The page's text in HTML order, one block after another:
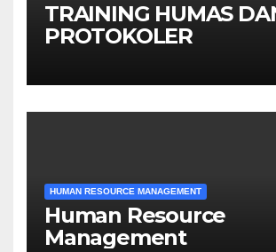
TRAINING HUMAS
PROTOKOLER
HUMAN RESOURCE MANAGEMENT
Human Resource
Management